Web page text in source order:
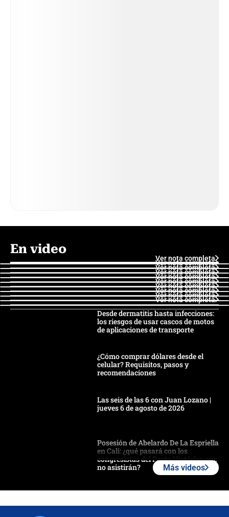
En video
Ver nota completa
Ver nota completa
Ver nota completa
Ver nota completa
Ver nota completa
Ver nota completa
Ver nota completa
Ver nota completa
Ver nota completa
Ver nota completa
Desde dermatitis hasta infecciones:
los riesgos de usar cascos de motos
de aplicaciones de transporte
¿Cómo comprar dólares desde el
celular? Requisitos, pasos y
recomendaciones
Las seis de las 6 con Juan Lozano |
jueves 6 de agosto de 2026
Posesión de Abelardo De La Espriella
en Cali: ¿qué pasará con los
congresistas del Pacto Histórico que
no asistirán?
Más videos